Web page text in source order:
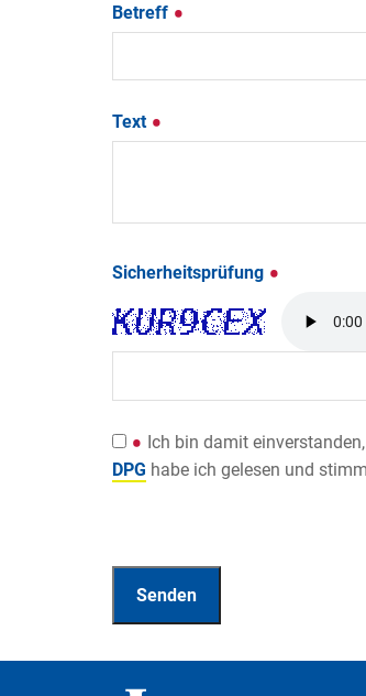
Betreff
Text
Sicherheitsprüfung
Ich bin damit
DPG habe ich gelesen und